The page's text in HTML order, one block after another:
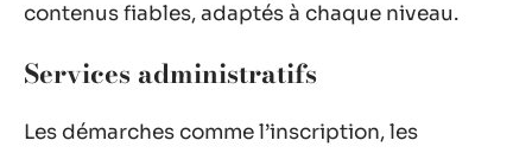
contenus fiables, adaptés à chaque niveau.
Services administratifs
Les démarches comme l’inscription, les